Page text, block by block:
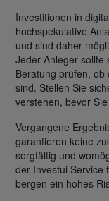
Investitionen in
hochspekulative
und sind daher
Jeder Anleger sollte
Beratung prüfen,
sind. Stellen Sie
verstehen, bevor
Vergangene
garantieren keine
sorgfältig und
der Investui Service
bergen ein hohes